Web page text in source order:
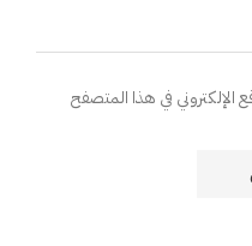
الإلكتروني في هذا المتصفح